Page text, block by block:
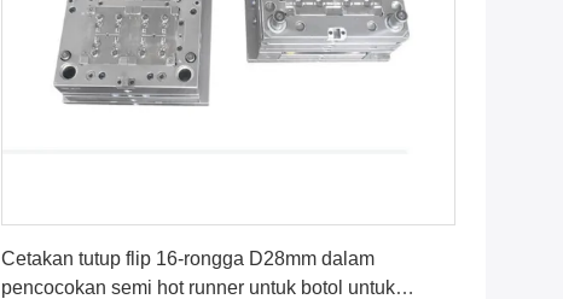
Cetakan tutup flip 16-rongga D28mm dalam
pencocokan semi hot runner untuk botol untuk